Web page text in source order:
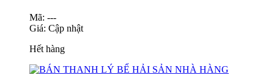
Mã: ---
Giá: Cập nhật
Hết hàng